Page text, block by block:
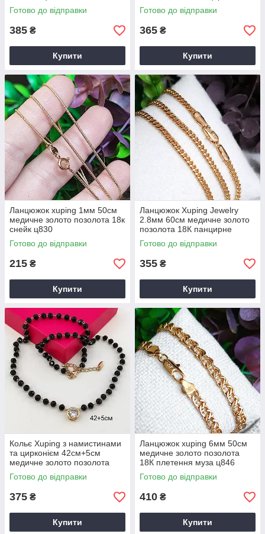
Готово до відправки
385 ₴
Купити
плетення ц825
Готово до відправки
365 ₴
Купити
Ланцюжок xuping 1мм 50см
медичне золото позолота 18к
снейк ц830
Готово до відправки
215 ₴
Купити
Ланцюжок Xuping Jewelry
2.8мм 60см медичне золото
позолота 18К панцирне
плетення ц841
Готово до відправки
355 ₴
Купити
Кольє Xuping з намистинами
та цирконієм 42см+5см
медичне золото позолота
18К ц842
Готово до відправки
375 ₴
Купити
Ланцюжок xuping 6мм 50см
медичне золото позолота
18К плетення муза ц846
Готово до відправки
410 ₴
Купити